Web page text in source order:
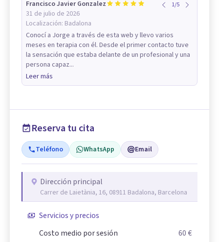
Francisco Javier Gonzalez
31 de julio de 2026
Localización: Badalona
1/5
Conocí a Jorge a través de esta web y llevo varios
meses en terapia con él. Desde el primer contacto tuve
la sensación que estaba delante de un profesional y una
persona capaz...
Leer más
Reserva tu cita
Teléfono WhatsApp Email
Dirección principal
Carrer de Laietània, 16, 08911 Badalona, Barcelona
Servicios y precios
Costo medio por sesión
60 €